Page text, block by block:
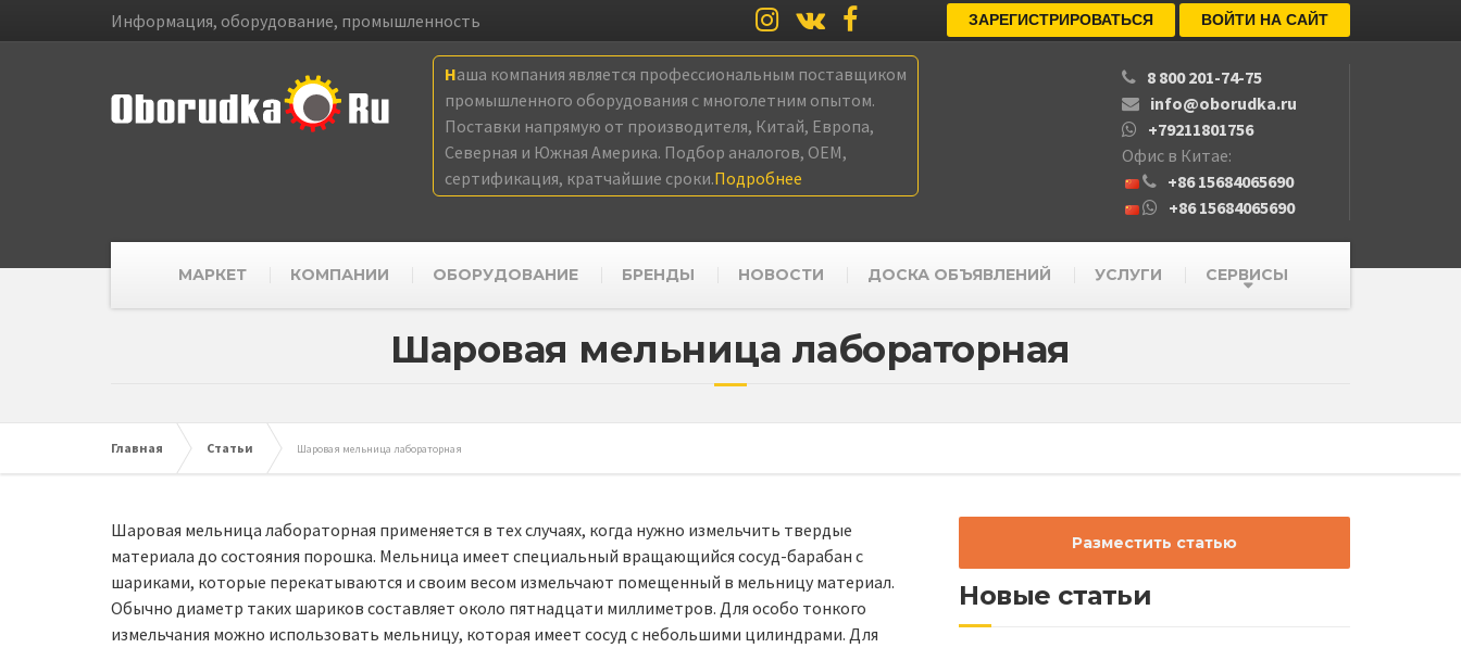
Информация, оборудование, промышленность ЗАРЕГИСТРИРОВАТЬСЯ ВОЙТИ НА САЙТ
Наша компания является профессиональным поставщиком
промышленного оборудования с многолетним опытом.
Поставки напрямую от производителя, Китай, Европа,
Северная и Южная Америка. Подбор аналогов, OEM,
сертификация, кратчайшие сроки.Подробнее
8 800 201-74-75
info@oborudka.ru
+79211801756
Офис в Китае:
+86 15684065690
+86 15684065690
МАРКЕТ КОМПАНИИ ОБОРУДОВАНИЕ БРЕНДЫ НОВОСТИ ДОСКА ОБЪЯВЛЕНИЙ УСЛУГИ СЕРВИСЫ
Шаровая мельница лабораторная
Главная Статьи Шаровая мельница лабораторная
Шаровая мельница лабораторная применяется в тех случаях, когда нужно измельчить твердые
материала до состояния порошка. Мельница имеет специальный вращающийся сосуд-барабан с
шариками, которые перекатываются и своим весом измельчают помещенный в мельницу материал.
Обычно диаметр таких шариков составляет около пятнадцати миллиметров. Для особо тонкого
измельчания можно использовать мельницу, которая имеет сосуд с небольшими цилиндрами. Для
Разместить статью
Новые статьи